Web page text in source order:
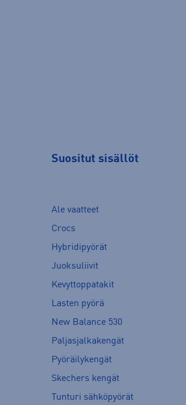
Suositut sisällöt
Ale vaatteet
Crocs
Hybridipyörät
Juoksuliivit
Kevyttoppatakit
Lasten pyörä
New Balance 530
Paljasjalkakengät
Pyöräilykengät
Skechers kengät
Tunturi sähköpyörät